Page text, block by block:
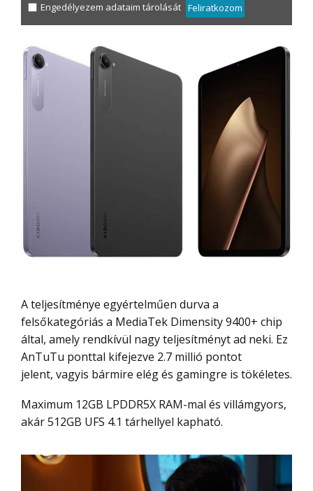
Engedélyezem adataim tárolását Feliratkozom
A teljesítménye egyértelműen durva a
felsőkategóriás a MediaTek Dimensity 9400+ chip
által, amely rendkívül nagy teljesítményt ad neki. Ez
AnTuTu ponttal kifejezve 2.7 millió pontot
jelent, vagyis bármire elég és gamingre is tökéletes.
Maximum 12GB LPDDR5X RAM-mal és villámgyors,
akár 512GB UFS 4.1 tárhellyel kapható.